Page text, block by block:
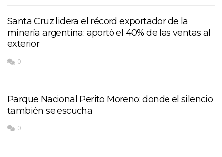
Santa Cruz lidera el récord exportador de la
minería argentina: aportó el 40% de las ventas al
exterior
0
Parque Nacional Perito Moreno: donde el silencio
también se escucha
0